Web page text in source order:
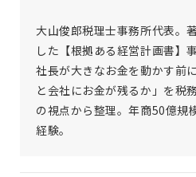
大山俊郎税理士事務所代表。
した【根拠ある経営計画書】
社長が大きなお金を動かす前
と会社にお金が残るか」を税
の視点から整理。年商50億規
経験。